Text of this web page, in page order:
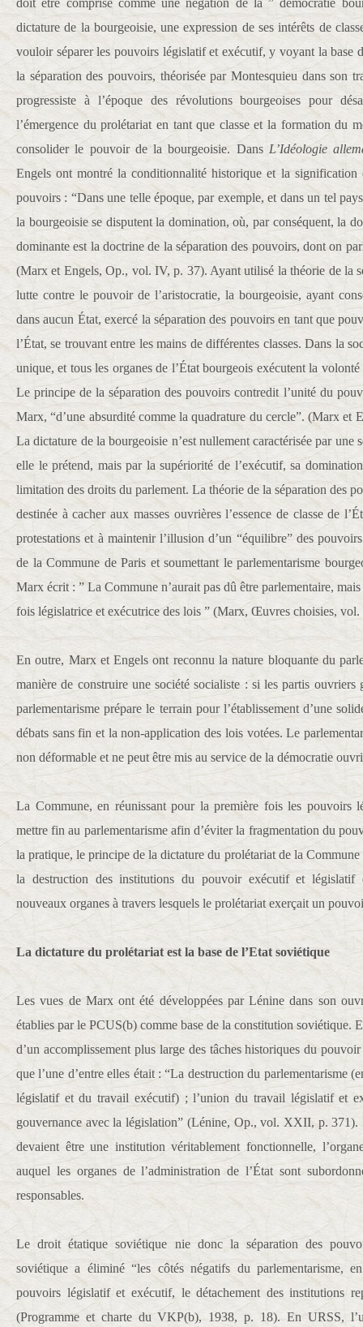
doit être comprise comme une négation de la ” démocratie
dictature de la bourgeoisie, une expression de ses intérêts de
vouloir séparer les pouvoirs législatif et exécutif, y voyant la base
la séparation des pouvoirs, théorisée par Montesquieu dans son
progressiste à l’époque des révolutions bourgeoises pour
l’émergence du prolétariat en tant que classe et la formation du
consolider le pouvoir de la bourgeoisie. Dans L’Idéologie
Engels ont montré la conditionnalité historique et la signification
pouvoirs : “Dans une telle époque, par exemple, et dans un tel
la bourgeoisie se disputent la domination, où, par conséquent, la
dominante est la doctrine de la séparation des pouvoirs, dont on
(Marx et Engels, Op., vol. IV, p. 37). Ayant utilisé la théorie de la
lutte contre le pouvoir de l’aristocratie, la bourgeoisie, ayant
dans aucun État, exercé la séparation des pouvoirs en tant que
l’État, se trouvant entre les mains de différentes classes. Dans la
unique, et tous les organes de l’État bourgeois exécutent la
Le principe de la séparation des pouvoirs contredit l’unité du
Marx, “d’une absurdité comme la quadrature du cercle”. (Marx
La dictature de la bourgeoisie n’est nullement caractérisée par une
elle le prétend, mais par la supériorité de l’exécutif, sa
limitation des droits du parlement. La théorie de la séparation des
destinée à cacher aux masses ouvrières l’essence de classe de
protestations et à maintenir l’illusion d’un “équilibre” des
de la Commune de Paris et soumettant le parlementarisme
Marx écrit : ” La Commune n’aurait pas dû être parlementaire,
fois législatrice et exécutrice des lois ” (Marx, Œuvres choisies,
En outre, Marx et Engels ont reconnu la nature bloquante du
manière de construire une société socialiste : si les partis
parlementarisme prépare le terrain pour l’établissement d’une
débats sans fin et la non-application des lois votées. Le
non déformable et ne peut être mis au service de la démocratie
La Commune, en réunissant pour la première fois les pouvoirs
mettre fin au parlementarisme afin d’éviter la fragmentation du
la pratique, le principe de la dictature du prolétariat de la Commune
la destruction des institutions du pouvoir exécutif et législatif
nouveaux organes à travers lesquels le prolétariat exerçait un
La dictature du prolétariat est la base de l’Etat soviétique
Les vues de Marx ont été développées par Lénine dans son
établies par le PCUS(b) comme base de la constitution soviétique.
d’un accomplissement plus large des tâches historiques du
que l’une d’entre elles était : “La destruction du parlementarisme
législatif et du travail exécutif) ; l’union du travail législatif et
gouvernance avec la législation” (Lénine, Op., vol. XXII, p. 371).
devaient être une institution véritablement fonctionnelle,
auquel les organes de l’administration de l’État sont
responsables.
Le droit étatique soviétique nie donc la séparation des
soviétique a éliminé “les côtés négatifs du parlementarisme,
pouvoirs législatif et exécutif, le détachement des institutions
(Programme et charte du VKP(b), 1938, p. 18). En URSS,